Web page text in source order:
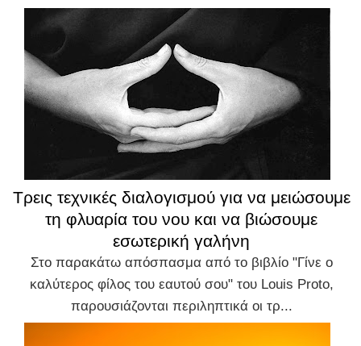
Τρεις τεχνικές διαλογισμού για να μειώσουμε
τη φλυαρία του νου και να βιώσουμε
εσωτερική γαλήνη
Στο παρακάτω απόσπασμα από το βιβλίο "Γίνε ο
καλύτερος φίλος του εαυτού σου" του Louis Proto,
παρουσιάζονται περιληπτικά οι τρ...